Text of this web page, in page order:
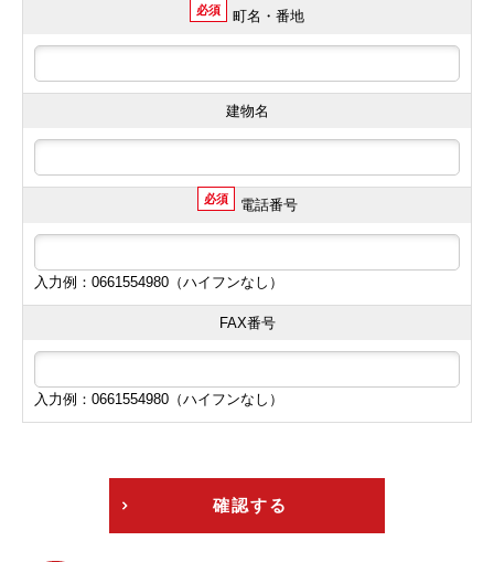
必須 町名・番地
建物名
必須 電話番号
入力例：0661554980（ハイフンなし）
FAX番号
入力例：0661554980（ハイフンなし）
確認する